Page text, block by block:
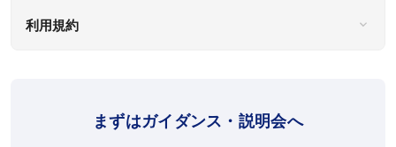
利用規約
まずはガイダンス・説明会へ